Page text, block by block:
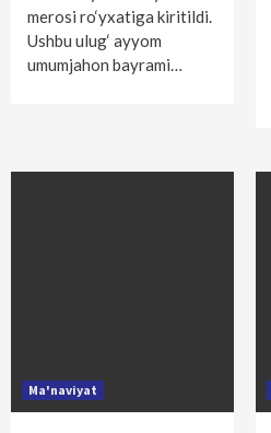
merosi ro‘yxatiga kiritildi.
Ushbu ulug‘ ayyom
umumjahon bayrami…
Ma'naviyat